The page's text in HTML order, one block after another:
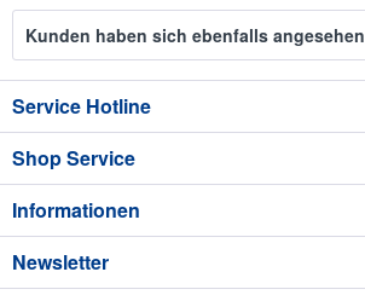
Kunden haben sich ebenfalls angesehen
Service Hotline
Shop Service
Informationen
Newsletter